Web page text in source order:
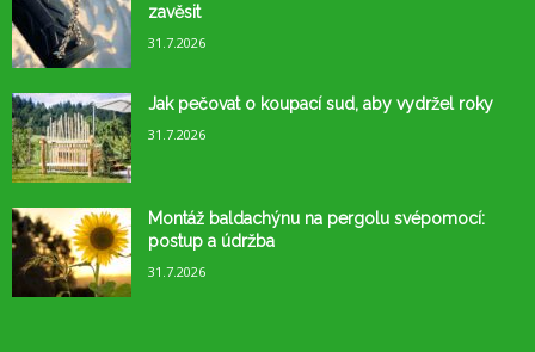
zavěsit
31.7.2026
Jak pečovat o koupací sud, aby vydržel roky
31.7.2026
Montáž baldachýnu na pergolu svépomocí:
postup a údržba
31.7.2026